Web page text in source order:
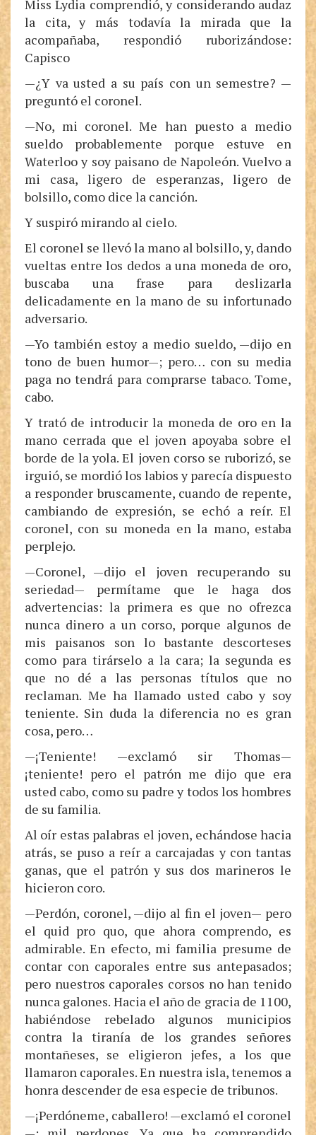
Miss Lydia comprendió, y considerando audaz
la cita, y más todavía la mirada que la
acompañaba, respondió ruborizándose:
Capisco
—¿Y va usted a su país con un semestre? —
preguntó el coronel.
—No, mi coronel. Me han puesto a medio
sueldo probablemente porque estuve en
Waterloo y soy paisano de Napoleón. Vuelvo a
mi casa, ligero de esperanzas, ligero de
bolsillo, como dice la canción.
Y suspiró mirando al cielo.
El coronel se llevó la mano al bolsillo, y, dando
vueltas entre los dedos a una moneda de oro,
buscaba una frase para deslizarla
delicadamente en la mano de su infortunado
adversario.
—Yo también estoy a medio sueldo, —dijo en
tono de buen humor—; pero… con su media
paga no tendrá para comprarse tabaco. Tome,
cabo.
Y trató de introducir la moneda de oro en la
mano cerrada que el joven apoyaba sobre el
borde de la yola. El joven corso se ruborizó, se
irguió, se mordió los labios y parecía dispuesto
a responder bruscamente, cuando de repente,
cambiando de expresión, se echó a reír. El
coronel, con su moneda en la mano, estaba
perplejo.
—Coronel, —dijo el joven recuperando su
seriedad— permítame que le haga dos
advertencias: la primera es que no ofrezca
nunca dinero a un corso, porque algunos de
mis paisanos son lo bastante descorteses
como para tirárselo a la cara; la segunda es
que no dé a las personas títulos que no
reclaman. Me ha llamado usted cabo y soy
teniente. Sin duda la diferencia no es gran
cosa, pero…
—¡Teniente! —exclamó sir Thomas—
¡teniente! pero el patrón me dijo que era
usted cabo, como su padre y todos los hombres
de su familia.
Al oír estas palabras el joven, echándose hacia
atrás, se puso a reír a carcajadas y con tantas
ganas, que el patrón y sus dos marineros le
hicieron coro.
—Perdón, coronel, —dijo al fin el joven— pero
el quid pro quo, que ahora comprendo, es
admirable. En efecto, mi familia presume de
contar con caporales entre sus antepasados;
pero nuestros caporales corsos no han tenido
nunca galones. Hacia el año de gracia de 1100,
habiéndose rebelado algunos municipios
contra la tiranía de los grandes señores
montañeses, se eligieron jefes, a los que
llamaron caporales. En nuestra isla, tenemos a
honra descender de esa especie de tribunos.
—¡Perdóneme, caballero! —exclamó el coronel